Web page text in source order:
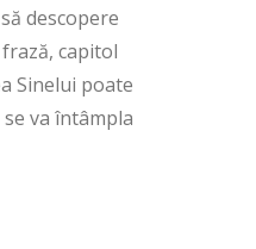
descopere
capitol
Sinelui poate
va întâmpla